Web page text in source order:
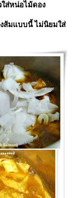
ส่หน่อไม้ดอง
ส้มแบบนี้ ไม่นิยมใส่